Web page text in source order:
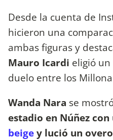
Desde la cuenta de
hicieron una
ambas figuras y
Mauro Icardi eligió
duelo entre los
Wanda Nara se
estadio en Núñez con
beigey lució un